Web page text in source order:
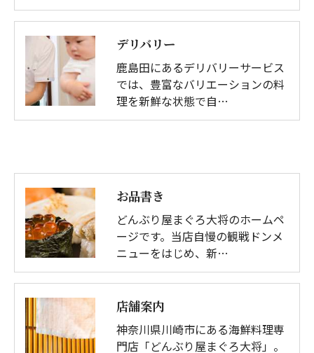
デリバリー
鹿島田にあるデリバリーサービス
では、豊富なバリエーションの料
理を新鮮な状態で自…
お品書き
どんぶり屋まぐろ大将のホームペ
ージです。当店自慢の観戦ドンメ
ニューをはじめ、新…
店舗案内
神奈川県川崎市にある海鮮料理専
門店「どんぶり屋まぐろ大将」。